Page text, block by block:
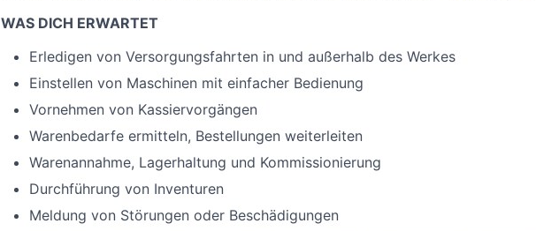
WAS DICH ERWARTET
Erledigen von Versorgungsfahrten in und außerhalb des Werkes
Einstellen von Maschinen mit einfacher Bedienung
Vornehmen von Kassiervorgängen
Warenbedarfe ermitteln, Bestellungen weiterleiten
Warenannahme, Lagerhaltung und Kommissionierung
Durchführung von Inventuren
Meldung von Störungen oder Beschädigungen